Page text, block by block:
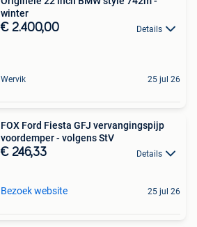
winter
€ 2.400,00 Details
Wervik 25 jul 26
FOX Ford Fiesta GFJ vervangingspijp
voordemper - volgens StV
€ 246,33 Details
Bezoek website 25 jul 26